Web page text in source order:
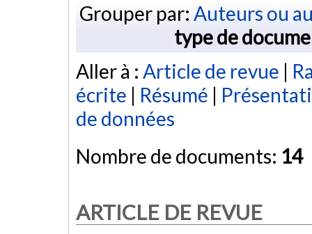
Grouper par: Auteurs ou
type de
Aller à : Article de revue |
écrite | Résumé |
de données
Nombre de documents: 14
ARTICLE DE REVUE